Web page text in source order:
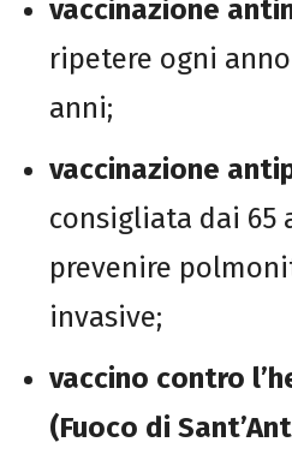
vaccinazione
ripetere ogni
anni;
vaccinazione
consigliata dai 65
prevenire
invasive;
vaccino contro
(Fuoco di